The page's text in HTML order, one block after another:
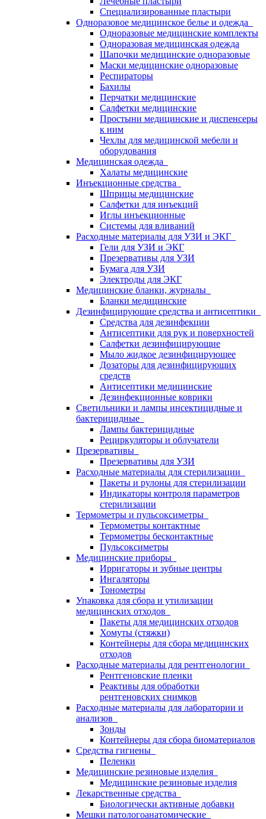
Специализированные пластыри
Одноразовое медицинское белье и одежда
Одноразовые медицинские комплекты
Одноразовая медицинская одежда
Шапочки медицинские одноразовые
Маски медицинские одноразовые
Респираторы
Бахилы
Перчатки медицинские
Салфетки медицинские
Простыни медицинские и диспенсеры
к ним
Чехлы для медицинской мебели и
оборудования
Медицинская одежда
Халаты медицинские
Инъекционные средства
Шприцы медицинские
Салфетки для инъекций
Иглы инъекционные
Системы для вливаний
Расходные материалы для УЗИ и ЭКГ
Гели для УЗИ и ЭКГ
Презервативы для УЗИ
Бумага для УЗИ
Электроды для ЭКГ
Медицинские бланки, журналы
Бланки медицинские
Дезинфицирующие средства и антисептики
Средства для дезинфекции
Антисептики для рук и поверхностей
Салфетки дезинфицирующие
Мыло жидкое дезинфицирующее
Дозаторы для дезинфицирующих
средств
Антисептики медицинские
Дезинфекционные коврики
Светильники и лампы инсектицидные и
бактерицидные
Лампы бактерицидные
Рециркуляторы и облучатели
Презервативы
Презервативы для УЗИ
Расходные материалы для стерилизации
Пакеты и рулоны для стерилизации
Индикаторы контроля параметров
стерилизации
Термометры и пульсоксиметры
Термометры контактные
Термометры бесконтактные
Пульсоксиметры
Медицинские приборы
Ирригаторы и зубные центры
Ингаляторы
Тонометры
Упаковка для сбора и утилизации
медицинских отходов
Пакеты для медицинских отходов
Хомуты (стяжки)
Контейнеры для сбора медицинских
отходов
Расходные материалы для рентгенологии
Рентгеновские пленки
Реактивы для обработки
рентгеновских снимков
Расходные материалы для лаборатории и
анализов
Зонды
Контейнеры для сбора биоматериалов
Средства гигиены
Пеленки
Медицинские резиновые изделия
Медицинские резиновые изделия
Лекарственные средства
Биологически активные добавки
Мешки патологоанатомические